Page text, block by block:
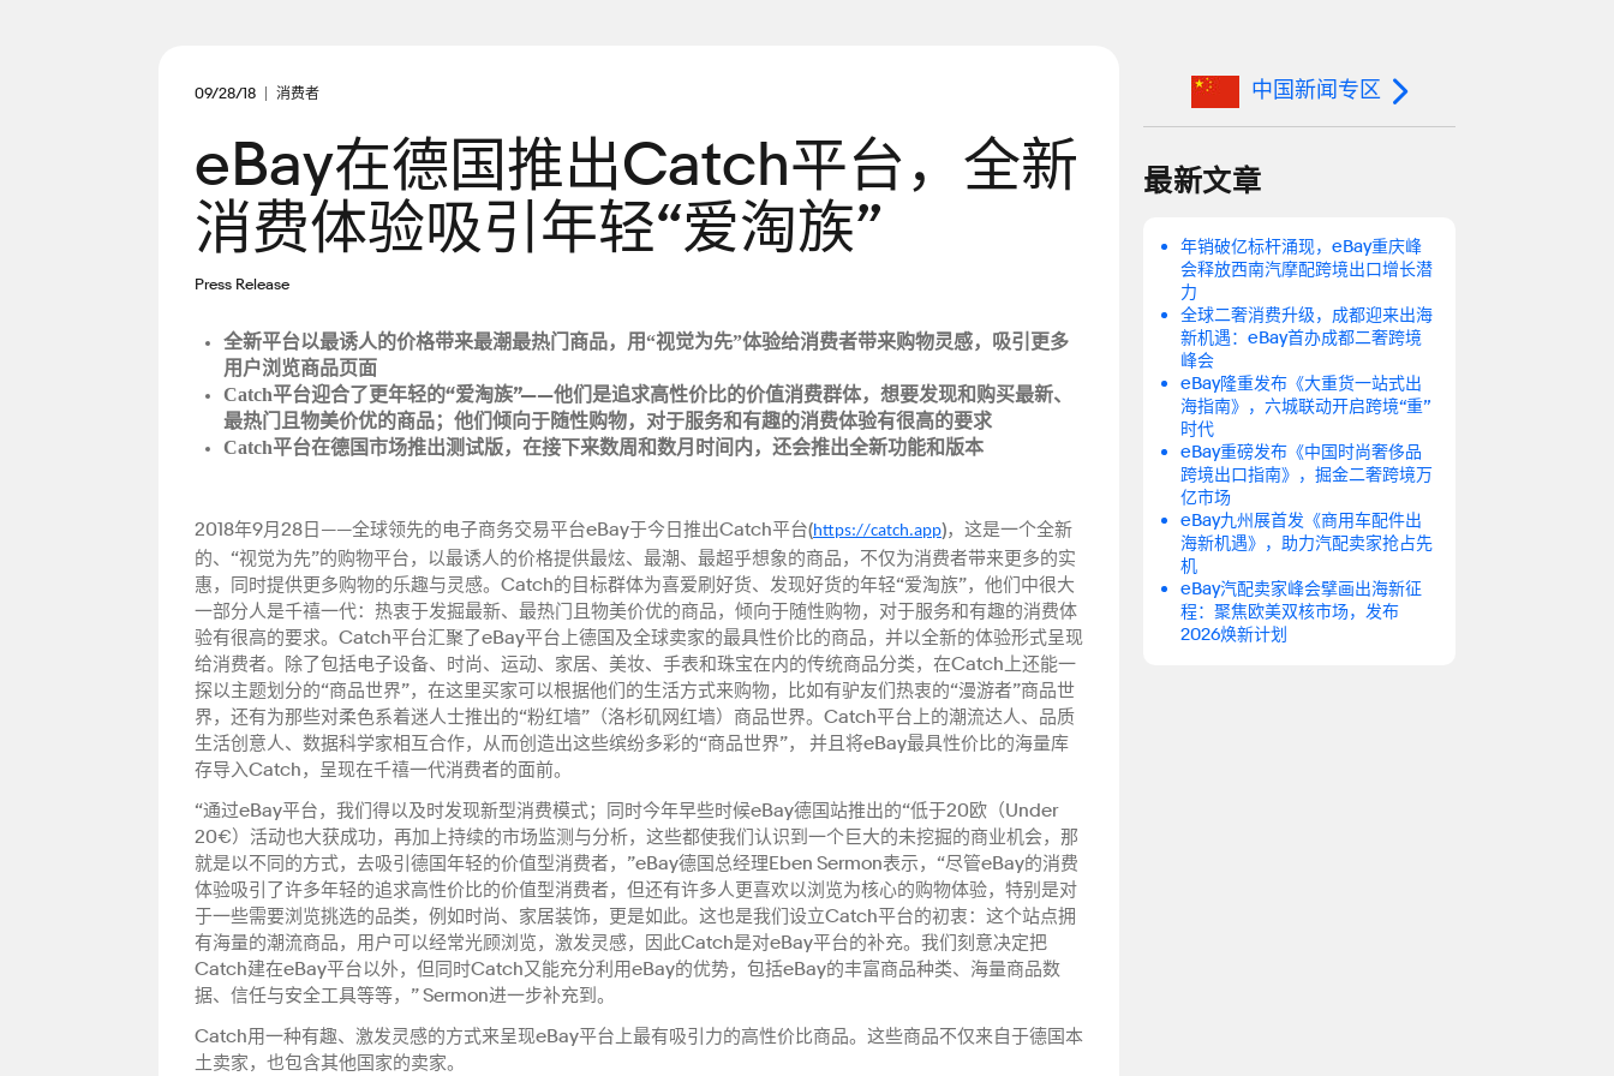
09/28/18 消费者
eBay在德国推出Catch平台，全新
消费体验吸引年轻“爱淘族”
Press Release
全新平台以最诱人的价格带来最潮最热门商品，用“视觉为先”体验给消费者带来购物灵感，吸引更多
用户浏览商品页面
Catch平台迎合了更年轻的“爱淘族”——他们是追求高性价比的价值消费群体，想要发现和购买最新、
最热门且物美价优的商品；他们倾向于随性购物，对于服务和有趣的消费体验有很高的要求
Catch平台在德国市场推出测试版，在接下来数周和数月时间内，还会推出全新功能和版本
2018年9月28日——全球领先的电子商务交易平台eBay于今日推出Catch平台(https://catch.app)，这是一个全新
的、“视觉为先”的购物平台，以最诱人的价格提供最炫、最潮、最超乎想象的商品，不仅为消费者带来更多的实
惠，同时提供更多购物的乐趣与灵感。Catch的目标群体为喜爱刷好货、发现好货的年轻“爱淘族”，他们中很大
一部分人是千禧一代：热衷于发掘最新、最热门且物美价优的商品，倾向于随性购物，对于服务和有趣的消费体
验有很高的要求。Catch平台汇聚了eBay平台上德国及全球卖家的最具性价比的商品，并以全新的体验形式呈现
给消费者。除了包括电子设备、时尚、运动、家居、美妆、手表和珠宝在内的传统商品分类，在Catch上还能一
探以主题划分的“商品世界”，在这里买家可以根据他们的生活方式来购物，比如有驴友们热衷的“漫游者”商品世
界，还有为那些对柔色系着迷人士推出的“粉红墙”（洛杉矶网红墙）商品世界。Catch平台上的潮流达人、品质
生活创意人、数据科学家相互合作，从而创造出这些缤纷多彩的“商品世界”， 并且将eBay最具性价比的海量库
存导入Catch，呈现在千禧一代消费者的面前。
“通过eBay平台，我们得以及时发现新型消费模式；同时今年早些时候eBay德国站推出的“低于20欧（Under
20€）活动也大获成功，再加上持续的市场监测与分析，这些都使我们认识到一个巨大的未挖掘的商业机会，那
就是以不同的方式，去吸引德国年轻的价值型消费者，”eBay德国总经理Eben Sermon表示，“尽管eBay的消费
体验吸引了许多年轻的追求高性价比的价值型消费者，但还有许多人更喜欢以浏览为核心的购物体验，特别是对
于一些需要浏览挑选的品类，例如时尚、家居装饰，更是如此。这也是我们设立Catch平台的初衷：这个站点拥
有海量的潮流商品，用户可以经常光顾浏览，激发灵感，因此Catch是对eBay平台的补充。我们刻意决定把
Catch建在eBay平台以外，但同时Catch又能充分利用eBay的优势，包括eBay的丰富商品种类、海量商品数
据、信任与安全工具等等，” Sermon进一步补充到。
Catch用一种有趣、激发灵感的方式来呈现eBay平台上最有吸引力的高性价比商品。这些商品不仅来自于德国本
土卖家，也包含其他国家的卖家。
中国新闻专区
最新文章
年销破亿标杆涌现，eBay重庆峰
会释放西南汽摩配跨境出口增长潜
力
全球二奢消费升级，成都迎来出海
新机遇：eBay首办成都二奢跨境
峰会
eBay隆重发布《大重货一站式出
海指南》，六城联动开启跨境“重”
时代
eBay重磅发布《中国时尚奢侈品
跨境出口指南》，掘金二奢跨境万
亿市场
eBay九州展首发《商用车配件出
海新机遇》，助力汽配卖家抢占先
机
eBay汽配卖家峰会擘画出海新征
程：聚焦欧美双核市场，发布
2026焕新计划